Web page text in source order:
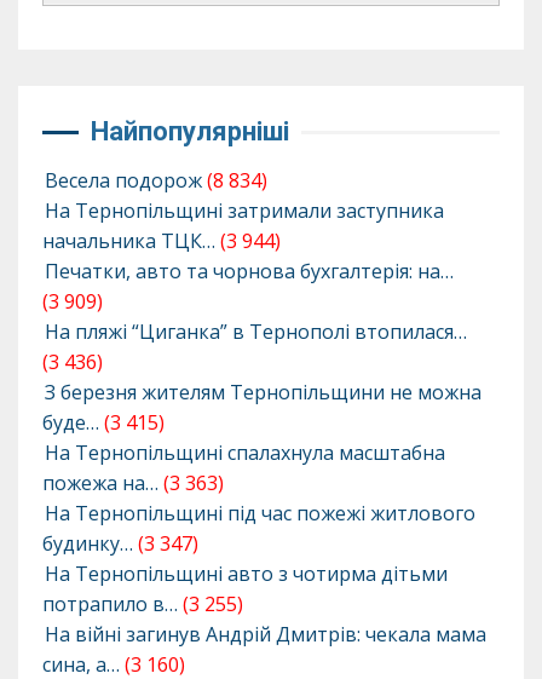
Найпопулярніші
Весела подорож(8 834)
На Тернопільщині затримали заступника
начальника ТЦК… (3 944)
Печатки, авто та чорнова бухгалтерія: на…
(3 909)
На пляжі “Циганка” в Тернополі втопилася…
(3 436)
З березня жителям Тернопільщини не можна
буде… (3 415)
На Тернопільщині спалахнула масштабна
пожежа на… (3 363)
На Тернопільщині під час пожежі житлового
будинку… (3 347)
На Тернопільщині авто з чотирма дітьми
потрапило в… (3 255)
На війні загинув Андрій Дмитрів: чекала мама
сина, а… (3 160)